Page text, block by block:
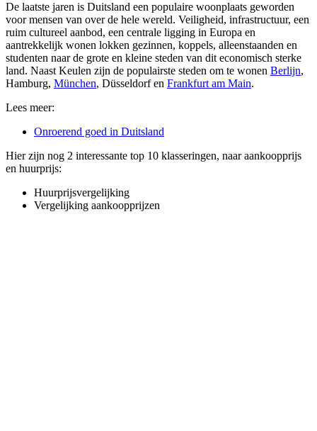
De laatste jaren is Duitsland een populaire woonplaats geworden
voor mensen van over de hele wereld. Veiligheid, infrastructuur, een
ruim cultureel aanbod, een centrale ligging in Europa en
aantrekkelijk wonen lokken gezinnen, koppels, alleenstaanden en
studenten naar de grote en kleine steden van dit economisch sterke
land. Naast Keulen zijn de populairste steden om te wonen Berlijn,
Hamburg, München, Düsseldorfen Frankfurt am Main.
Lees meer:
Onroerend goed in Duitsland
Hier zijn nog 2 interessante top 10 klasseringen, naar aankoopprijs
en huurprijs:
Huurprijsvergelijking
Vergelijking aankoopprijzen